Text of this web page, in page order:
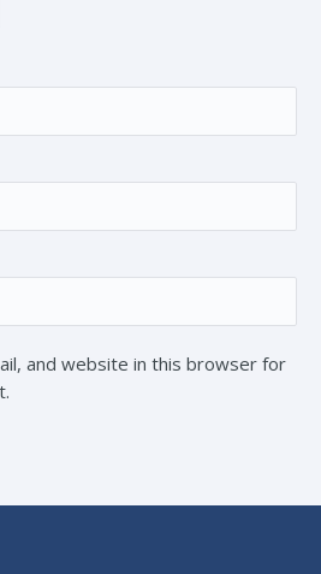
and website in this browser for